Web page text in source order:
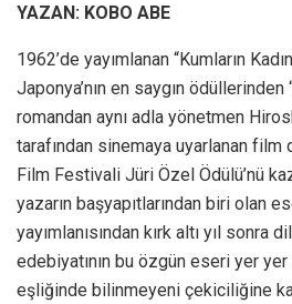
YAZAN: KOBO ABE
1962’de yayımlanan “Kumların
Japonya’nın en saygın ödüllerinden
romandan aynı adla yönetmen
tarafından sinemaya uyarlanan film
Film Festivali Jüri Özel Ödülü’nü
yazarın başyapıtlarından biri olan
yayımlanısından kırk altı yıl sonra
edebiyatının bu özgün eseri yer
eşliğinde bilinmeyeni çekiciliğine